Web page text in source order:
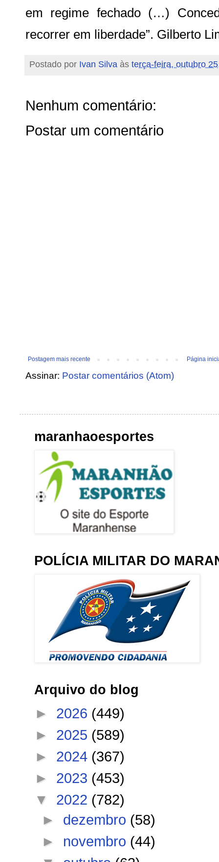
em regime fechado (…)
recorrer em liberdade”. Gilberto
Postado por Ivan Silva às terça-feira, outubro
Nenhum comentário:
Postar um comentário
Postagem mais recente Página
Assinar: Postar comentários (Atom)
maranhaoesportes
POLÍCIA MILITAR DO
Arquivo do blog
► 2026 (449)
► 2025 (589)
► 2024 (367)
► 2023 (453)
▼ 2022 (782)
► dezembro (58)
► novembro (44)